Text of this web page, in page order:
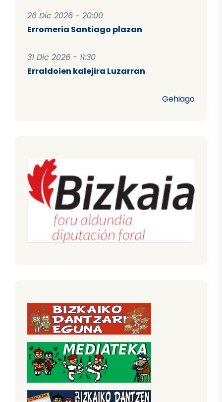
26 Dic 2026 - 20:00
Erromeria Santiago plazan
31 Dic 2026 - 11:30
Erraldoien kalejira Luzarran
Gehiago